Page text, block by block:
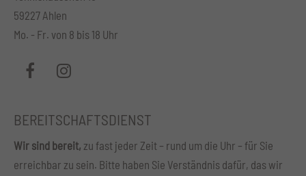
59227 Ahlen
Mo. - Fr. von 8 bis 18 Uhr
BEREITSCHAFTSDIENST
Wir sind bereit, zu fast jeder Zeit – rund um die Uhr – für Sie
erreichbar zu sein. Bitte haben Sie Verständnis dafür, das wir